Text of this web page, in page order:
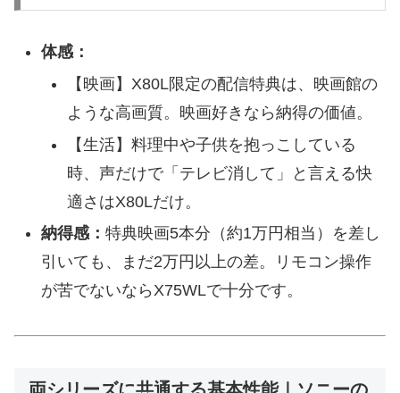
体感：
【映画】X80L限定の配信特典は、映画館の
ような高画質。映画好きなら納得の価値。
【生活】料理中や子供を抱っこしている
時、声だけで「テレビ消して」と言える快
適さはX80Lだけ。
納得感： 特典映画5本分（約1万円相当）を差し
引いても、まだ2万円以上の差。リモコン操作
が苦でないならX75WLで十分です。